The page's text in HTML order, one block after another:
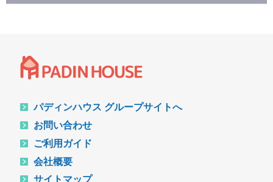
パディンハウス グループサイトへ
お問い合わせ
ご利用ガイド
会社概要
サイトマップ